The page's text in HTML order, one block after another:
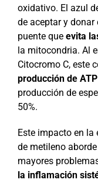
oxidativo. El azul
de aceptar y
puente que evita
la mitocondria. Al
Citocromo C, este
producción de ATP
producción de
50%.
Este impacto en la
de metileno
mayores
la inflamación